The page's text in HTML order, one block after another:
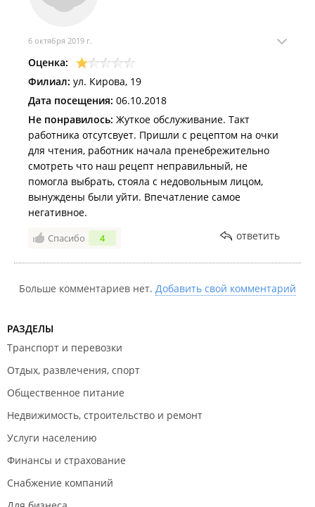
6 октября 2019 г.
Оценка:
Филиал: ул. Кирова, 19
Дата посещения: 06.10.2018
Не понравилось: Жуткое обслуживание. Такт
работника отсутсвует. Пришли с рецептом на очки
для чтения, работник начала пренебрежительно
смотреть что наш рецепт неправильный, не
помогла выбрать, стояла с недовольным лицом,
вынуждены были уйти. Впечатление самое
негативное.
Спасибо 4 ответить
Больше комментариев нет. Добавить свой комментарий
РАЗДЕЛЫ
Транспорт и перевозки
Отдых, развлечения, спорт
Общественное питание
Недвижимость, строительство и ремонт
Услуги населению
Финансы и страхование
Снабжение компаний